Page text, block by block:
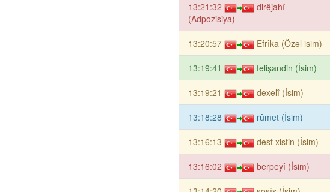
13:21:32
dirêjahî
(Adpozisiya)
13:20:57 Efrîka (Özəl isim)
13:19:41 felişandin (İsim)
13:19:21 dexelî (İsim)
13:18:28 rûmet (İsim)
13:16:13 dest xistin (İsim)
13:16:02 berpeyî (İsim)